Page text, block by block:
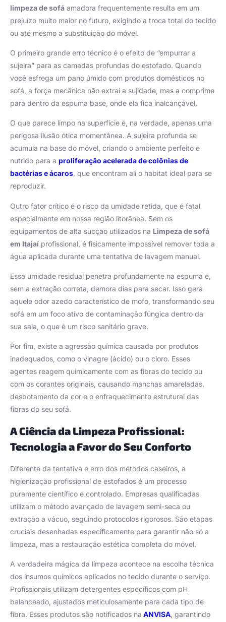
limpeza de sofá amadora frequentemente resulta em um
prejuízo muito maior no futuro, exigindo a troca total do tecido
ou até mesmo a substituição do móvel.
O primeiro grande erro técnico é o efeito de “empurrar a
sujeira” para as camadas profundas do estofado. Quando
você esfrega um pano úmido com produtos domésticos no
sofá, a força mecânica não extrai a sujidade, mas a comprime
para dentro da espuma base, onde ela fica inalcançável.
O que parece limpo na superfície é, na verdade, apenas uma
perigosa ilusão ótica momentânea. A sujeira profunda se
acumula na base do móvel, criando o ambiente perfeito e
nutrido para a proliferação acelerada de colônias de
bactérias e ácaros , que encontram ali o habitat ideal para se
reproduzir.
Outro fator crítico é o risco da umidade retida, que é fatal
especialmente em nossa região litorânea. Sem os
equipamentos de alta sucção utilizados na Limpeza de sofá
em Itajaí profissional, é fisicamente impossível remover toda a
água aplicada durante uma tentativa de lavagem manual.
Essa umidade residual penetra profundamente na espuma e,
sem a extração correta, demora dias para secar. Isso gera
aquele odor azedo característico de mofo, transformando seu
sofá em um foco ativo de contaminação fúngica dentro da
sua sala, o que é um risco sanitário grave.
Por fim, existe a agressão química causada por produtos
inadequados, como o vinagre (ácido) ou o cloro. Esses
agentes reagem quimicamente com as fibras do tecido ou
com os corantes originais, causando manchas amareladas,
desbotamento da cor e o enfraquecimento estrutural das
fibras do seu sofá.
A Ciência da Limpeza Profissional:
Tecnologia a Favor do Seu Conforto
Diferente da tentativa e erro dos métodos caseiros, a
higienização profissional de estofados é um processo
puramente científico e controlado. Empresas qualificadas
utilizam o método avançado de lavagem semi-seca ou
extração a vácuo, seguindo protocolos rigorosos. São etapas
cruciais desenhadas especificamente para garantir não só a
limpeza, mas a restauração estética completa do móvel.
A verdadeira mágica da limpeza acontece na escolha técnica
dos insumos químicos aplicados no tecido durante o serviço.
Profissionais utilizam detergentes específicos com pH
balanceado, ajustados meticulosamente para cada tipo de
fibra. Esses produtos são notificados na ANVISA , garantindo